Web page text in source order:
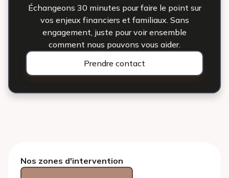
Échangeons 30 minutes pour faire le point sur
vos enjeux financiers et familiaux. Sans
engagement, juste pour voir ensemble
comment nous pouvons vous aider.
Prendre contact
Nos zones d'intervention